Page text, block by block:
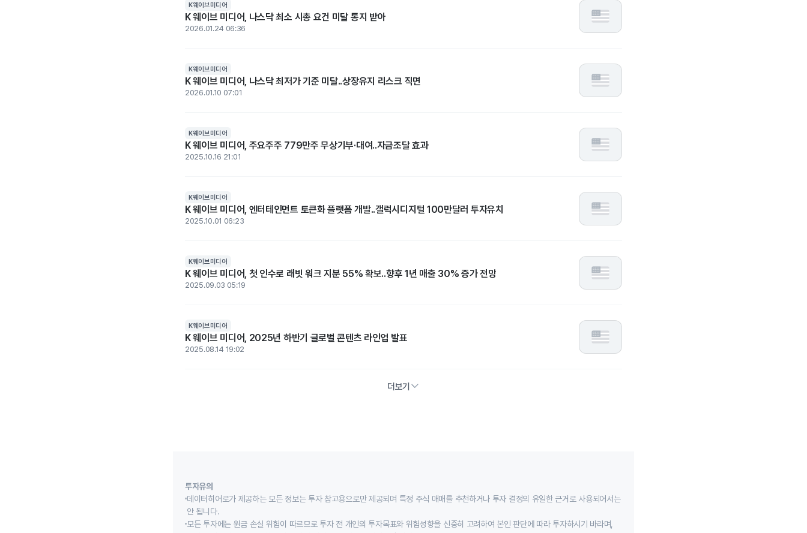
K웨이브미디어
K 웨이브 미디어, 나스닥 최소 시총 요건 미달 통지 받아
2026.01.24 06:36
K웨이브미디어
K 웨이브 미디어, 나스닥 최저가 기준 미달..상장유지 리스크 직면
2026.01.10 07:01
K웨이브미디어
K 웨이브 미디어, 주요주주 779만주 무상기부·대여..자금조달 효과
2025.10.16 21:01
K웨이브미디어
K 웨이브 미디어, 엔터테인먼트 토큰화 플랫폼 개발..갤럭시디지털 100만달러 투자유치
2025.10.01 06:23
K웨이브미디어
K 웨이브 미디어, 첫 인수로 래빗 워크 지분 55% 확보..향후 1년 매출 30% 증가 전망
2025.09.03 05:19
K웨이브미디어
K 웨이브 미디어, 2025년 하반기 글로벌 콘텐츠 라인업 발표
2025.08.14 19:02
더보기
투자유의
데이터히어로가 제공하는 모든 정보는 투자 참고용으로만 제공되며 특정 주식 매매를 추천하거나 투자 결정의 유일한 근거로 사용되어서는
안 됩니다.
모든 투자에는 원금 손실 위험이 따르므로 투자 전 개인의 투자목표와 위험성향을 신중히 고려하여 본인 판단에 따라 투자하시기 바라며,